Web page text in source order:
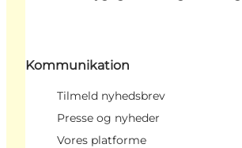
Kommunikation
Tilmeld nyhedsbrev
Presse og nyheder
Vores platforme